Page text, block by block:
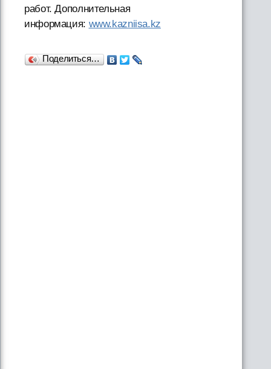
работ. Дополнительная
информация: www.kazniisa.kz
Поделиться…